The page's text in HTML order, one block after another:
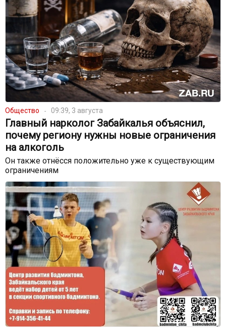
Общество 09:39, 3 августа
Главный нарколог Забайкалья объяснил,
почему региону нужны новые ограничения
на алкоголь
Он также отнёсся положительно уже к существующим
ограничениям